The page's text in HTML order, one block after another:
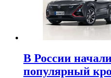
В России
популярный